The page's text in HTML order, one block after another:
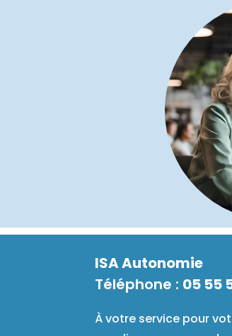
ISA Autonomie
Téléphone : 05 55
À votre service pour